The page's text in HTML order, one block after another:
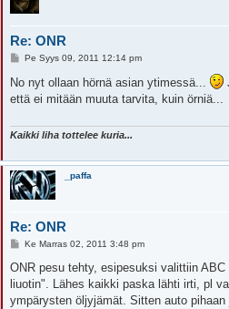
Re: ONR
V
e
s
t
Pe Syys 09, 2011 12:14 pm
No nyt ollaan hörnä asian ytimessä...
että ei mitään muuta tarvita, kuin örniä...
Kaikki liha tottelee kuria...
_paffa
Re: ONR
V
e
t
i
Ke Marras 02, 2011 3:48 pm
ONR pesu tehty, esipesuksi valittiin
liuotin". Lähes kaikki paska lähti irti, pl
ympärysten öljyjämät. Sitten auto pihaan